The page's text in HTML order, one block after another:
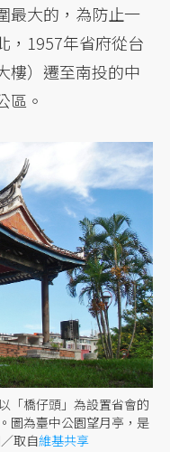
最大的，為防止一
，1957年省府從台
樓）遷至南投的中
區。
「橋仔頭」為設置省會的
圖為臺中公園望月亭，是
取自維基共享